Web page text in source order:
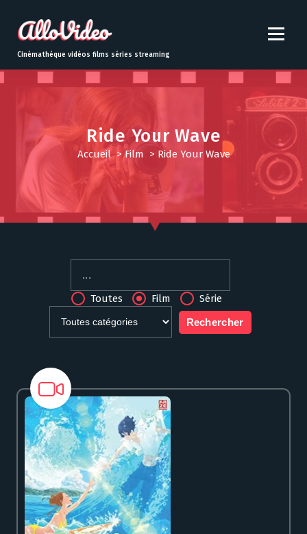
t
o
Cinémathèque vidéos films séries streaming
Ride Your Wave
Accueil>Film > Ride Your Wave
Toutes Film Série